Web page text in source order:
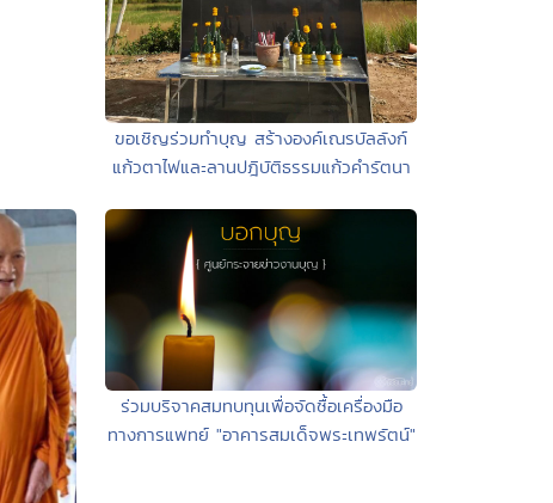
ขอเชิญร่วมทำบุญ สร้างองค์เณรบัลลังก์
แก้วตาไฟและลานปฎิบัติธรรมแก้วคำรัตนา
ร่วมบริจาคสมทบทุนเพื่อจัดซื้อเครื่องมือ
ทางการแพทย์ "อาคารสมเด็จพระเทพรัตน์"